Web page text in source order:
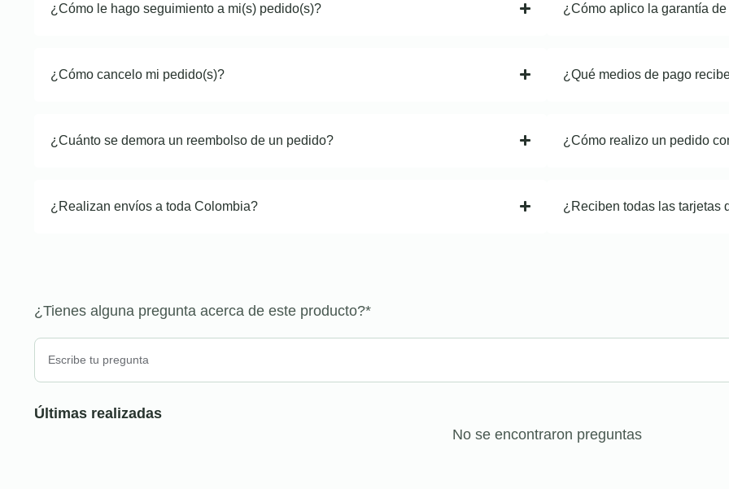
¿Cómo le hago seguimiento a mi(s) pedido(s)?
¿Cómo cancelo mi pedido(s)?
¿Cuánto se demora un reembolso de un pedido?
¿Realizan envíos a toda Colombia?
¿Cómo aplico la garantía
¿Qué medios de pago
¿Cómo realizo un pedido
¿Reciben todas las tarjetas
¿Tienes alguna pregunta acerca de este producto?*
Últimas realizadas
No se encontraron preguntas